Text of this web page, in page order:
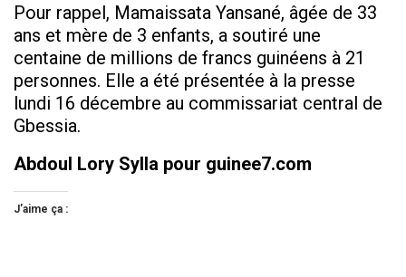
Pour rappel, Mamaissata Yansané, âgée de 33
ans et mère de 3 enfants, a soutiré une
centaine de millions de francs guinéens à 21
personnes. Elle a été présentée à la presse
lundi 16 décembre au commissariat central de
Gbessia.
Abdoul Lory Sylla pour guinee7.com
J’aime ça :